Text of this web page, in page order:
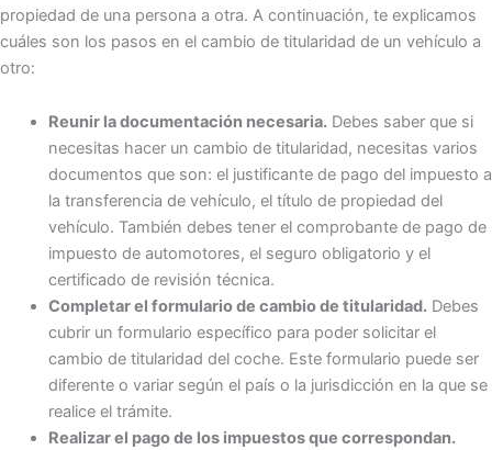
propiedad de una persona a otra. A continuación, te explicamos
cuáles son los pasos en el cambio de titularidad de un vehículo a
otro:
Reunir la documentación necesaria.Debes saber que si
necesitas hacer un cambio de titularidad, necesitas varios
documentos que son: el justificante de pago del impuesto a
la transferencia de vehículo, el título de propiedad del
vehículo. También debes tener el comprobante de pago de
impuesto de automotores, el seguro obligatorio y el
certificado de revisión técnica.
Completar el formulario de cambio de titularidad.Debes
cubrir un formulario específico para poder solicitar el
cambio de titularidad del coche. Este formulario puede ser
diferente o variar según el país o la jurisdicción en la que se
realice el trámite.
Realizar el pago de los impuestos que correspondan.